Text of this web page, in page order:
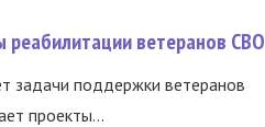
реабилитации ветеранов СВО
задачи поддержки ветеранов
проекты...